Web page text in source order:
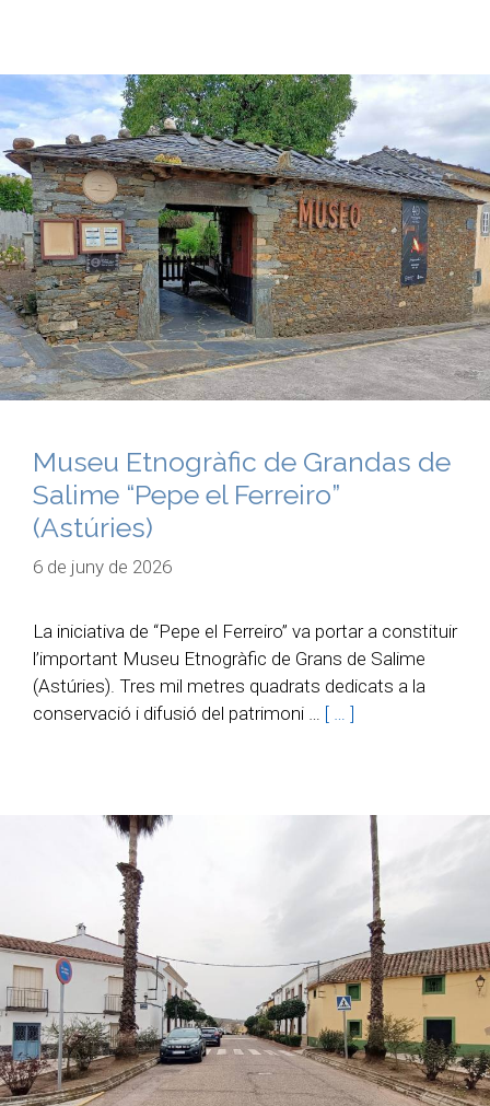
Museu Etnogràfic de Grandas de
Salime “Pepe el Ferreiro”
(Astúries)
6 de juny de 2026
La iniciativa de “Pepe el Ferreiro” va portar a constituir
l’important Museu Etnogràfic de Grans de Salime
(Astúries). Tres mil metres quadrats dedicats a la
conservació i difusió del patrimoni … [ … ]